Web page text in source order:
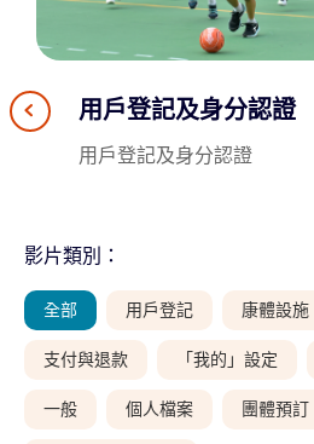
用戶登記及身分認證
用戶登記及身分認證
重新啟動 Leisure
重新啟動 Leisure Link 帳戶
透過「智方便」登記
透過「智方便」登記成為用
忘記密碼
忘記密碼
提交設施抽籤申請
提交設施抽籤申請
影片類別：
全部 用戶登記 康體設施
支付與退款 「我的」設定
一般 個人檔案 團體預訂